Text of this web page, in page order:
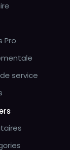
Pro
service